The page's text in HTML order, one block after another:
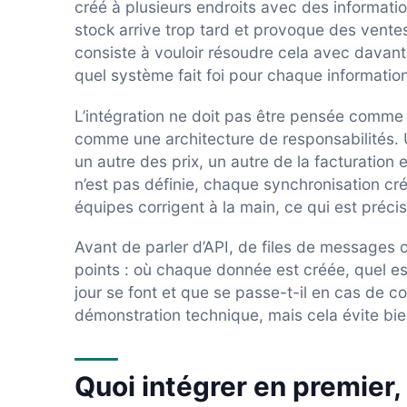
créé à plusieurs endroits avec des
stock arrive trop tard et provoque des
consiste à vouloir résoudre cela avec
quel système fait foi pour chaque
L’intégration ne doit pas être pensée
comme une architecture de
un autre des prix, un autre de la facturation
n’est pas définie, chaque synchronisation
équipes corrigent à la main, ce qui est
Avant de parler d’API, de files de
points : où chaque donnée est créée, quel
jour se font et que se passe-t-il en cas de
démonstration technique, mais cela évite
Quoi intégrer en